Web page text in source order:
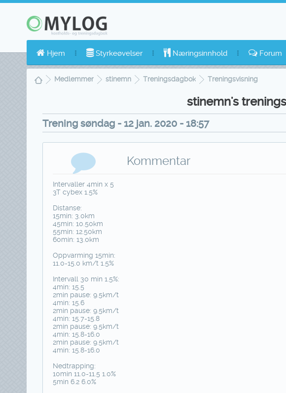
Hjem Styrkeøvelser Næringsinnhold Forum
Medlemmer stinemn Treningsdagbok Treningsvisning
stinemn's
Trening søndag - 12 jan. 2020 - 18:57
Kommentar
Intervaller 4min x 5
3T cybex 1.5%
Distanse:
15min: 3.0km
45min: 10.50km
55min: 12.50km
60min: 13.0km
Oppvarming 15min:
11.0-15.0 km/t 1.5%
Intervall 30 min 1.5%:
4min: 15.5
2min pause: 9.5km/t
4min: 15.6
2min pause: 9.5km/t
4min: 15.7-15.8
2min pause: 9.5km/t
4min: 15.8-16.0
2min pause: 9.5km/t
4min: 15.8-16.0
Nedtrapping:
10min 11.0-11.5 1.0%
5min 6.2 6.0%